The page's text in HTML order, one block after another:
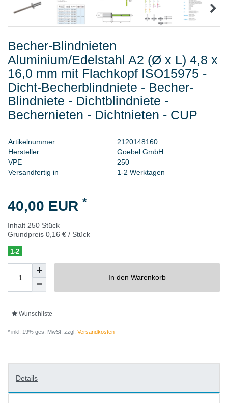
Becher-Blindnieten
Aluminium/Edelstahl A2 (Ø x L) 4,8 x
16,0 mm mit Flachkopf ISO15975 -
Dicht-Becherblindniete - Becher-
Blindniete - Dichtblindniete -
Bechernieten - Dichtnieten - CUP
Artikelnummer 21 20148160
Hersteller Goebel GmbH
VPE 250
Versandfertig in
1-2 Werktagen
40,00 EUR *
Inhalt 250 Stück
Grundpreis 0,16 € / Stück
1-2
In den Warenkorb
Wunschliste
* inkl. 19% ges. MwSt. zzgl. Versandkosten
Details